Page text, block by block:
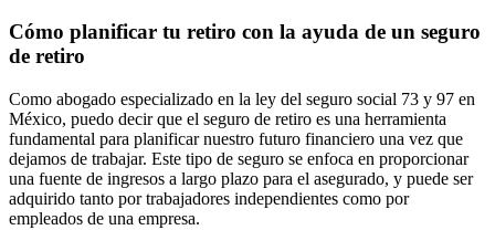
Cómo planificar tu retiro con la ayuda de un seguro
de retiro
Como abogado especializado en la ley del seguro social 73 y 97 en
México, puedo decir que el seguro de retiro es una herramienta
fundamental para planificar nuestro futuro financiero una vez que
dejamos de trabajar. Este tipo de seguro se enfoca en proporcionar
una fuente de ingresos a largo plazo para el asegurado, y puede ser
adquirido tanto por trabajadores independientes como por
empleados de una empresa.